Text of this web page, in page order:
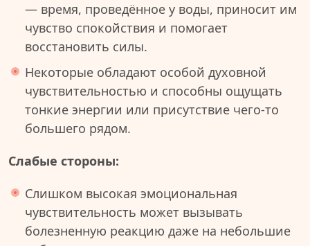
— время, проведённое у воды, приносит им
чувство спокойствия и помогает
восстановить силы.
Некоторые обладают особой духовной
чувствительностью и способны ощущать
тонкие энергии или присутствие чего-то
большего рядом.
Слабые стороны:
Слишком высокая эмоциональная
чувствительность может вызывать
болезненную реакцию даже на небольшие